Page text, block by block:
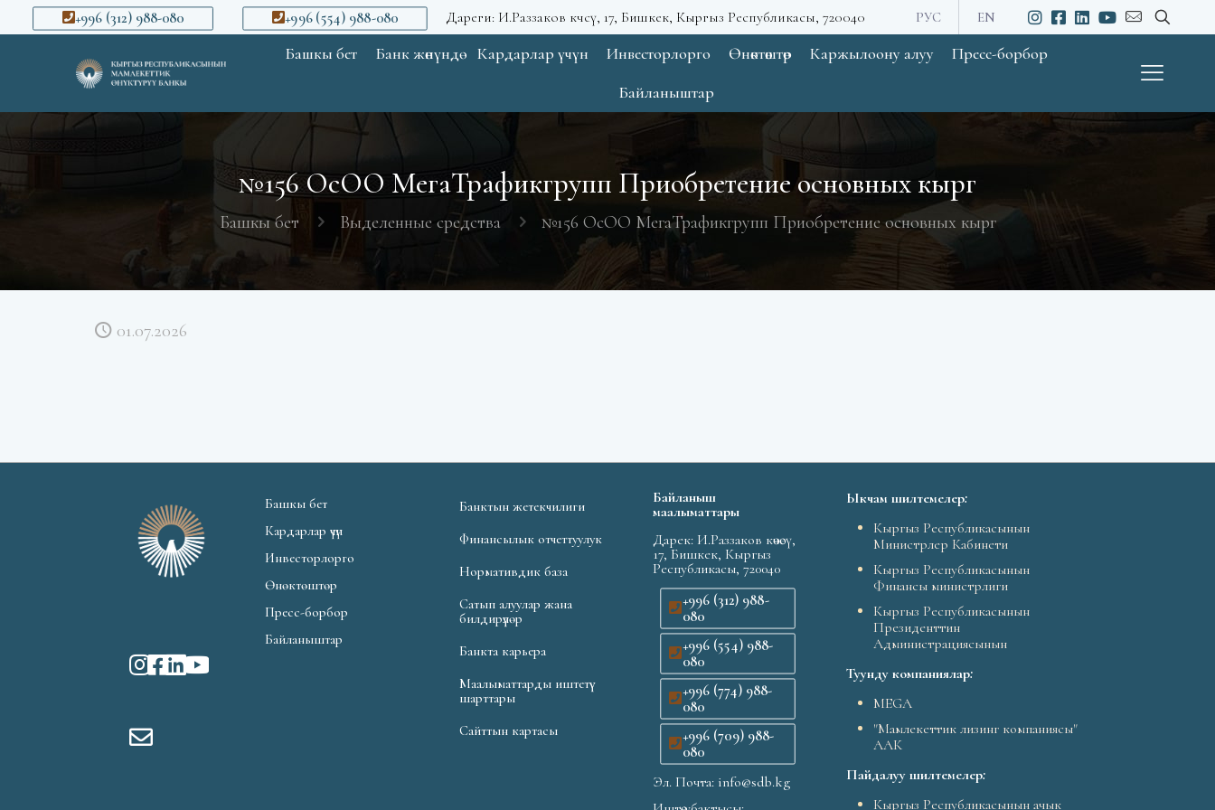
+996 (312) 988-080 +996 (554) 988-080 Дареги: И.Раззаков көчөсү, 17, Бишкек, Кыргыз Республикасы, 720040 РУС EN
Башкы бет Банк жөнүндө Кардарлар үчүн Инвесторлорго Өнөктөштөр Каржылоону алуу
Пресс-борбор
Байланыштар
№156 ОсОО МегаТрафикгрупп Приобретение основных кырг
Башкы бет Выделенные средства №156 ОсОО МегаТрафикгрупп Приобретение основных кырг
01.07.2026
Башкы бет
Кардарлар үчүн
Инвесторлорго
Өнөктөштөр
Пресс-борбор
Байланыштар
Банктын жетекчилиги
Финансылык отчеттуулук
Нормативдик база
Сатып алуулар жана
билдирүүлөр
Банкта карьера
Маалыматтарды иштетүү
шарттары
Сайттын картасы
Байланыш
маалыматтары
Дарек: И.Раззаков көчөсү,
17, Бишкек, Кыргыз
Республикасы, 720040
+996 (312) 988-
080
+996 (554) 988-
080
+996 (774) 988-
080
+996 (709) 988-
080
Эл. Почта: info@sdb.kg
Ыкчам шилтемелер:
Кыргыз Республикасынын
Министрлер Кабинети
Кыргыз Республикасынын
Финансы министрлиги
Кыргыз Республикасынын
Президенттин
Администрациясынын
Туунду компаниялар:
MEGA
"Мамлекеттик лизинг компаниясы"
ААК
Пайдалуу шилтемелер:
Кыргыз Республикасынын ачык